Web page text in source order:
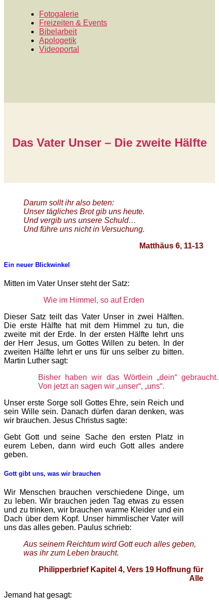
Fotogalerie
Freizeiten & Events
Bibelarbeit
Apologetik
Videoportal
Das Vater Unser – Die zweite Hälfte
Darum sollt ihr also beten:
Unser tägliches Brot gib uns heute.
Und vergib uns unsere Schuld…
Und führe uns nicht in Versuchung.
Matthäus 6, 11-13
Ein neuer Blickwinkel
Mitten im Vater Unser steht der Satz:
Wie im Himmel, so auf Erden
Dieser Satz teilt das Vater Unser in zwei Hälften.
Die erste Hälfte hat mit dem Himmel zu tun, die
zweite mit der Erde. In der ersten Hälfte lehrt uns
der Herr Jesus, um Gottes Willen zu beten. In der
zweiten Hälfte lehrt er uns für uns selber zu bitten.
Martin Luther sagt:
Bisher haben wir das Wörtlein „dein“ gebraucht.
Von jetzt an sagen wir „unser“, „uns“.
Unser erste Sorge soll Gottes Ehre, sein Reich und
sein Wille sein. Danach dürfen daran denken, was
wir brauchen. Jesus Christus sagte:
Gebt Gott und seine Sache den ersten Platz in
eurem Leben, dann wird euch Gott alles andere
geben.
Gott gibt uns, was wir brauchen
Wir Menschen brauchen verschiedene Dinge, um
zu leben. Wir brauchen jeden Tag etwas zu essen
und zu trinken, wir brauchen warme Kleider und ein
Dach über dem Kopf. Unser himmlischer Vater will
uns das alles geben. Paulus schrieb:
Aus seinem Reichtum wird Gott euch alles geben,
was ihr zum Leben braucht.
Philipperbrief Kapitel 4, Vers 19 Hoffnung für
Alle
Jemand hat gesagt: